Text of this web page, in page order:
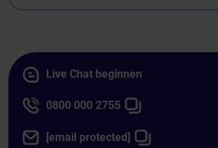
Live Chat beginnen
0800 000 2755
[email protected]